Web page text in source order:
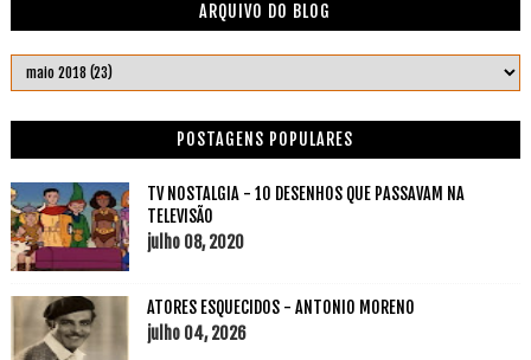
ARQUIVO DO BLOG
POSTAGENS POPULARES
TV NOSTALGIA - 10 DESENHOS QUE PASSAVAM NA
TELEVISÃO
julho 08, 2020
ATORES ESQUECIDOS - ANTONIO MORENO
julho 04, 2026